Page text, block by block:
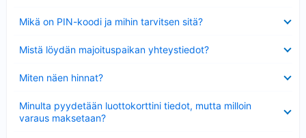
Mikä on PIN-koodi ja mihin tarvitsen sitä?
Mistä löydän majoituspaikan yhteystiedot?
Miten näen hinnat?
Minulta pyydetään luottokorttini tiedot, mutta milloin
varaus maksetaan?